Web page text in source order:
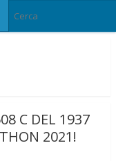
C DEL 1937
2021!